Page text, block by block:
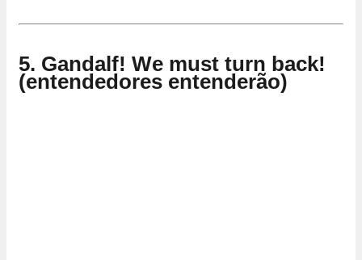
5. Gandalf! We must turn back!
(entendedores entenderão)